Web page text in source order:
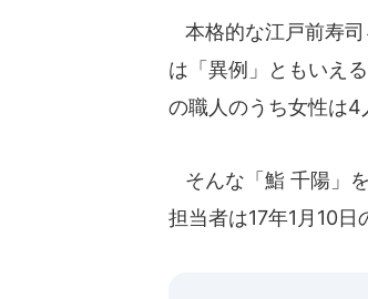
本格的な江戸前寿
は「異例」ともいえ
の職人のうち女性は4
そんな「鮨 千陽」
担当者は17年1月10日